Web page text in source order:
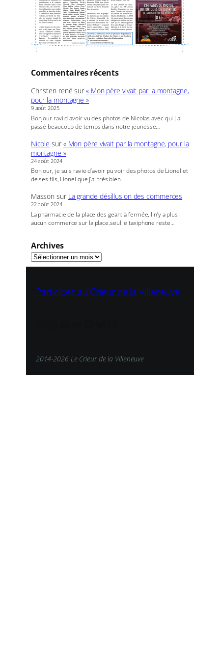
Commentaires récents
Christen rené sur« Mon père vivait par la montagne,
pour la montagne »
9 août 2025
Bonjour ravi d avoir vu des photos de Nicolas avec qui J ai
passé beaucoup de temps dans notre jeunesse…
Nicole sur« Mon père vivait par la montagne, pour la
montagne »
24 août 2024
Bonjour, je suis ravie d’avoir pu voir des photos de Lionel et
de ses fils, Lionel que j’ai très bien…
Masson sur La grande désillusion des commerces
22 août 2024
La pharmacie de la place des geant à fermée,il n’y a plus
aucun commerce sur la place.seul le taxiphone reste…
Archives
Participez au Crieur de la Villeneuve
2014-2026 Le Crieur de la Villeneuve